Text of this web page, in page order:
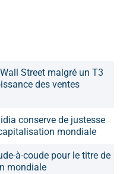
Street malgré un T3
des ventes
conserve de justesse
mondiale
à-coude pour le titre de
mondiale